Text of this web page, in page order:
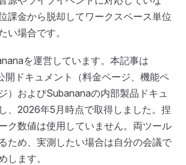
課金から脱却してワークスペース単位
い場合です。
を運営しています。本記事は
開ドキュメント（料金ページ、機能ペ
）およびSubananaの内部製品ドキュ
、2026年5月時点で取得しました。捏
ク数値は使用していません。両ツール
ため、実測したい場合は自分の会議で
します。